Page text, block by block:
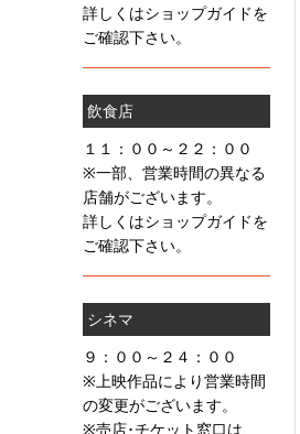
詳しくはショップガイドを
ご確認下さい。
飲食店
１１：００～２２：００
※一部、営業時間の異なる
店舗がございます。
詳しくはショップガイドを
ご確認下さい。
シネマ
９：００～２４：００
※上映作品により営業時間
の変更がございます。
※売店･チケット窓口は、